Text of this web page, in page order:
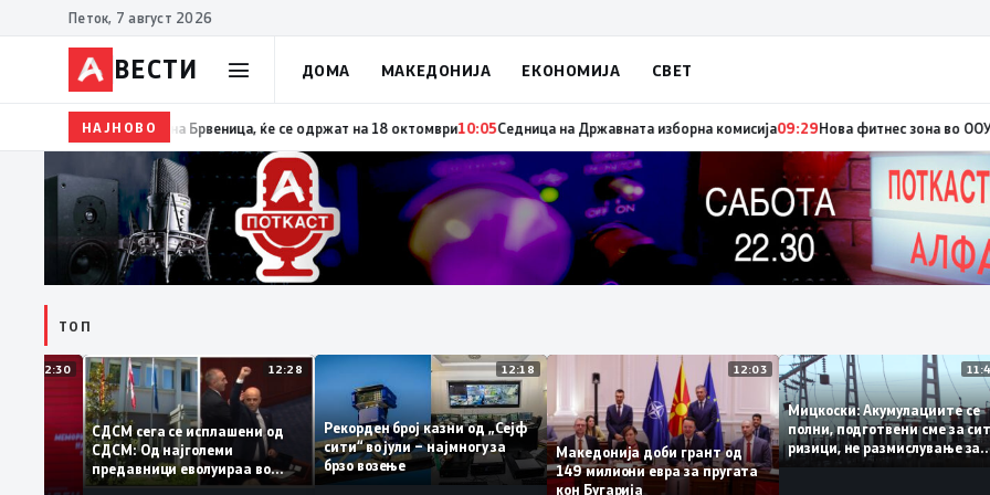
Петок, 7 август 2026
ВЕСТИ ДОМА МАКЕДОНИЈА ЕКОНОМИЈА СВЕТ
НАЈНОВО10:06Гаши ја потпиша одлуката за распишување предвремени избори за градоначалник на Брвеница, ќе се одржат на 18
ТОП
12:30
на
12:28
СДСМ сега се исплашени од
СДСМ: Од најголеми
предавници еволуираа во
најголеми патриоти
12:18
Рекорден број казни од „Сејф
сити“ во јули – најмногу за
брзо возење
12:03
Македонија доби грант од
149 милиони евра за пругата
кон Бугарија
Мицкоски: Акумулациите
полни, подготвени сме за
ризици, не размислување
поскапување на струјата